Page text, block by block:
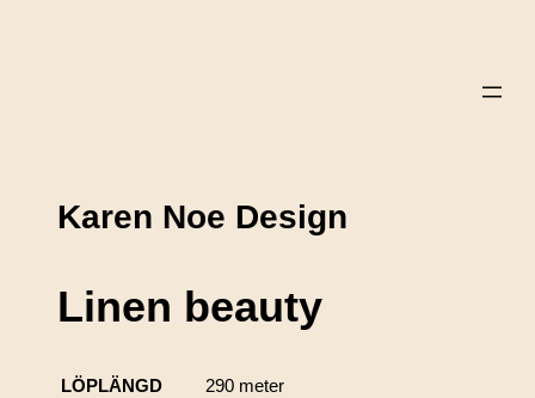
Karen Noe Design
Linen beauty
LÖPLÄNGD
290 meter